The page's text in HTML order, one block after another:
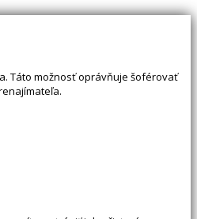
Táto možnosť oprávňuje šoférovať